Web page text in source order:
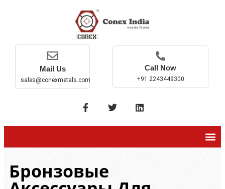
Mail Us
sales@conexmetals.com
Call Now
+91 2243449300
Бронзовые